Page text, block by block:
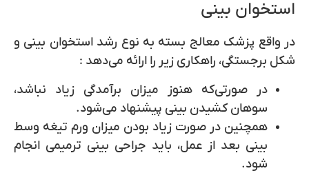
استخوان بینی
در واقع پزشک معالج بسته به نوع رشد استخوان بینی و
شکل برجستگی، راهکاری زیر را ارائه می‌دهد :
در صورتی‌که هنوز میزان برآمدگی زیاد نباشد،
سوهان کشیدن بینی پیشنهاد می‌شود.
همچنین در صورت زیاد بودن میزان ورم تیغه وسط
بینی بعد از عمل، باید جراحی بینی ترمیمی انجام
شود.